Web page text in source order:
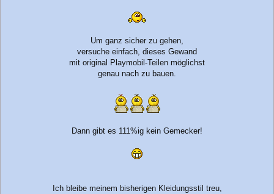
Um ganz sicher zu gehen,
versuche einfach, dieses Gewand
mit original Playmobil-Teilen möglichst
genau nach zu bauen.
Dann gibt es 111%ig kein Gemecker!
Ich bleibe meinem bisherigen Kleidungsstil treu,